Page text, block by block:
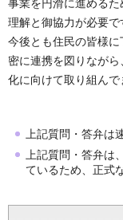
事業を円滑に進める
理解と御協力が必要で
今後とも住民の皆様
密に連携を図りなが
化に向けて取り組んで
上記質問・答弁は
上記質問・答弁は
ているため、正式